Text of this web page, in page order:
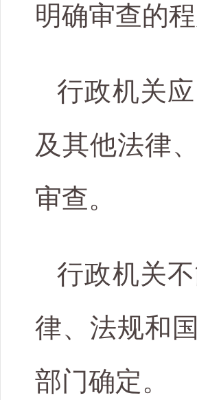
明确审查的
行政机关
及其他法律
审查。
行政机关
律、法规和
部门确定。